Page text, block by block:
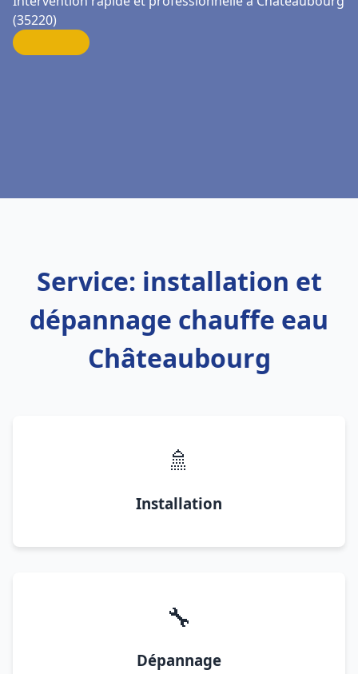
(35220)
Service: installation et
dépannage chauffe eau
Châteaubourg
🚿
Installation
🔧
Dépannage